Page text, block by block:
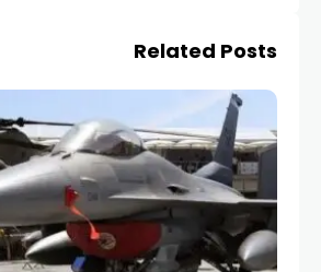
Related Posts